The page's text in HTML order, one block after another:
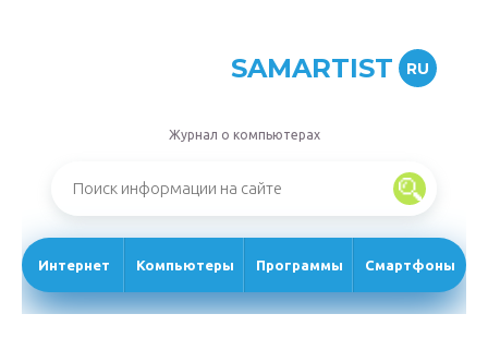
SAMARTIST RU
Журнал о компьютерах
Интернет Компьютеры Программы Смартфоны